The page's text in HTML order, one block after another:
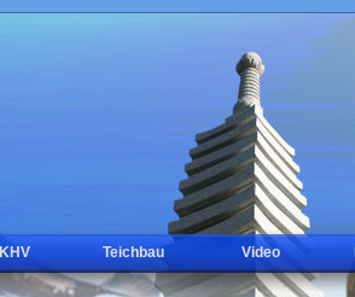
KHV Teichbau Video